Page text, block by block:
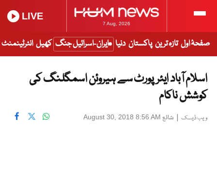
7 Aug, 2026
LIVE
صفحۂ اول تازہ ترین پاکستان دنیا ایران-اسرائیل جنگ کھیل انٹرٹینمنٹ
اسلام آباد ایئرپورٹ سے ہیروئن اسمگلنگ کی
کوشش ناکام
ویب ڈیسک | شائع August 30, 2018 8:56 AM